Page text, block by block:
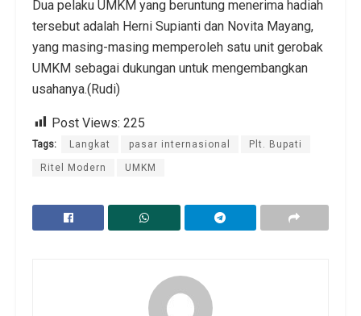
Dua pelaku UMKM yang beruntung menerima hadiah
tersebut adalah Herni Supianti dan Novita Mayang,
yang masing-masing memperoleh satu unit gerobak
UMKM sebagai dukungan untuk mengembangkan
usahanya.(Rudi)
Post Views: 225
Tags: Langkat pasar internasional Plt. Bupati
Ritel Modern UMKM